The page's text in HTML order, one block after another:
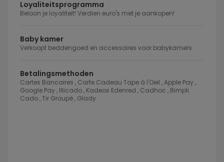
Loyaliteitsprogramma
Beloon je loyaliteit! Verdien euro's met je aankopen!
Baby kamer
Verkoopt beddengoed en accessoires voor babykamers
Betalingsmethoden
Cartes Bancaires , Carte Cadeau Tape à l'Oeil , Apple Pay ,
Google Pay , Illicado , Kadeos Edenred , Cadhoc , Bimpli
Cado , Tir Groupé , Glady